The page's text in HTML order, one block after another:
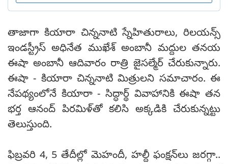
తాజాగా కియారా చిన్ననాటి స్నేహితురాలు, రిలయన్స్
ఇండస్ట్రీస్ అధినేత ముఖేశ్ అంబానీ మద్దుల తనయ
ఈషా అంబానీ ఆదివారం రాత్రి జైసల్మేర్ చేరుకున్నారు.
ఈషా - కియారా చిన్ననాటి మిత్రులని సమాచారం. ఈ
నేపథ్యంలోనే కియారా - సిద్ధార్థ్ వివాహానికి ఈషా తన
భర్త ఆనంద్ పిరమిళ్‌తో కలిసి అక్కడికి చేరుకున్నట్టు
తెలుస్తుంది.
ఫిబ్రవరి 4, 5 తేదీల్లో మెహందీ, హల్దీ ఫంక్షన్‌లు జరగ్గా..